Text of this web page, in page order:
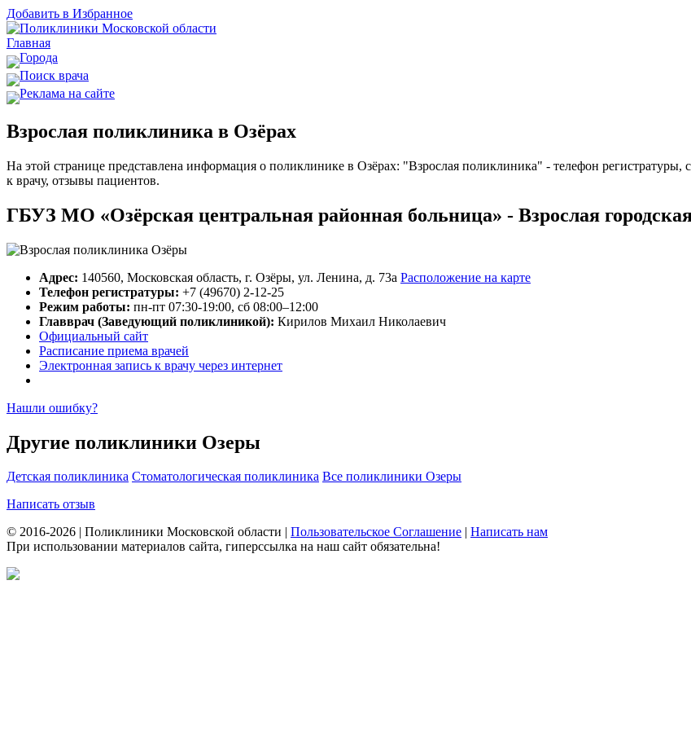
Добавить в Избранное
Главная
Города
Поиск врача
Реклама на сайте
Взрослая поликлиника в Озёрах
На этой странице представлена информация о поликлинике в Озёрах: "Взрослая поликлиника" - телефон
к врачу, отзывы пациентов.
ГБУЗ МО «Озёрская центральная районная больница» - Взрослая
Адрес: 140560, Московская область, г. Озёры, ул. Ленина, д. 73а Расположение на карте
Телефон регистратуры: +7 (49670) 2-12-25
Режим работы: пн-пт 07:30-19:00, сб 08:00–12:00
Главврач (Заведующий поликлиникой): Кирилов Михаил Николаевич
Официальный сайт
Расписание приема врачей
Электронная запись к врачу через интернет
Нашли ошибку?
Другие поликлиники Озеры
Детская поликлиника Стоматологическая поликлиника Все поликлиники Озеры
Написать отзыв
© 2016-2026 | Поликлиники Московской области | Пользовательское Соглашение | Написать нам
При использовании материалов сайта, гиперссылка на наш сайт обязательна!